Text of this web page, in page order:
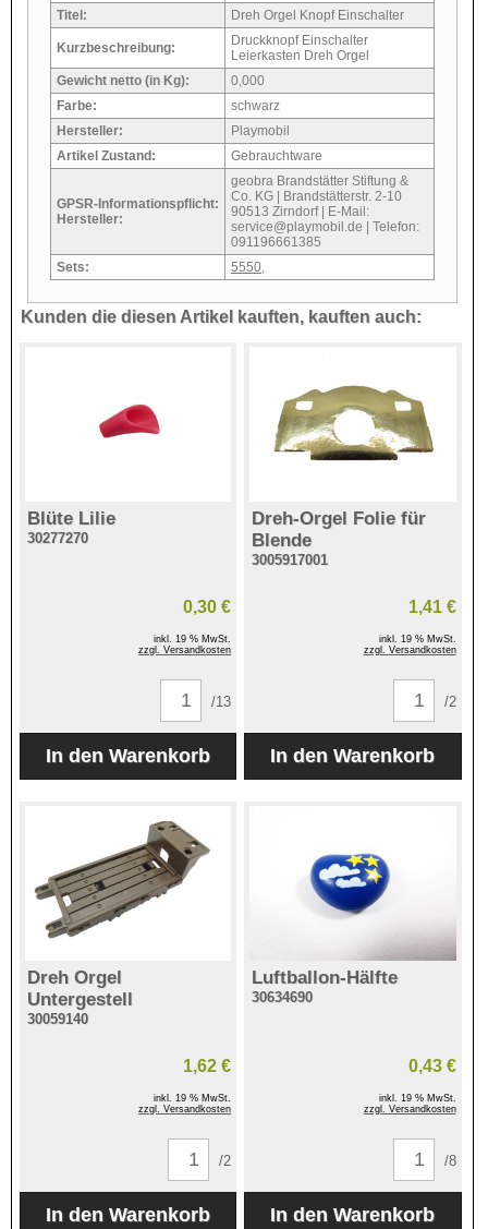
Titel:
Dreh Orgel Knopf Einschalter
Kurzbeschreibung:
Druckknopf Einschalter
Leierkasten Dreh Orgel
Gewicht netto (in Kg):
0,000
Farbe:
schwarz
Hersteller:
Playmobil
Artikel Zustand:
Gebrauchtware
GPSR-Informationspflicht:
Hersteller:
geobra Brandstätter Stiftung &
Co. KG | Brandstätterstr. 2-10
90513 Zirndorf | E-Mail:
service@playmobil.de | Telefon:
091196661385
Sets:
5550
Kunden die diesen Artikel kauften, kauften auch:
Blüte Lilie
30277270
0,30 €
inkl. 19 % MwSt.
zzgl. Versandkosten
/13
Dreh-Orgel Folie für
Blende
3005917001
1,41 €
inkl. 19 % MwSt.
zzgl. Versandkosten
/2
Dreh Orgel
Untergestell
30059140
1,62 €
inkl. 19 % MwSt.
zzgl. Versandkosten
/2
Luftballon-Hälfte
30634690
0,43 €
inkl. 19 % MwSt.
zzgl. Versandkosten
/8